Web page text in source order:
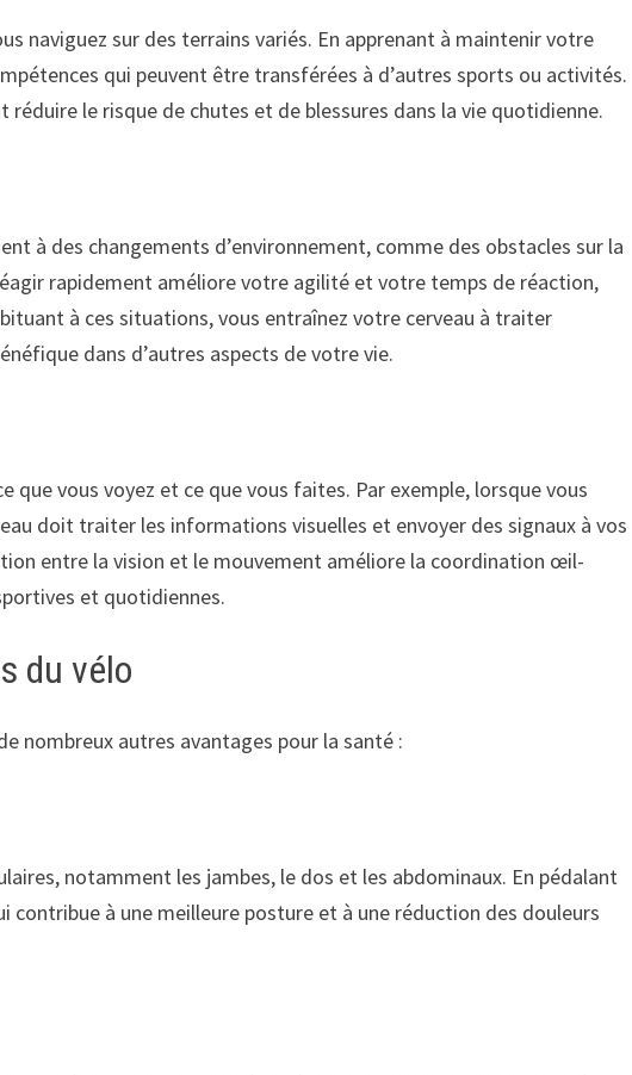
naviguez sur des terrains variés. En apprenant à maintenir votre
qui peuvent être transférées à d’autres sports ou activités.
le risque de chutes et de blessures dans la vie quotidienne.
à des changements d’environnement, comme des obstacles sur la
rapidement améliore votre agilité et votre temps de réaction,
à ces situations, vous entraînez votre cerveau à traiter
dans d’autres aspects de votre vie.
que vous voyez et ce que vous faites. Par exemple, lorsque vous
doit traiter les informations visuelles et envoyer des signaux à vos
entre la vision et le mouvement améliore la coordination œil-
et quotidiennes.
du vélo
nombreux autres avantages pour la santé :
notamment les jambes, le dos et les abdominaux. En pédalant
contribue à une meilleure posture et à une réduction des douleurs